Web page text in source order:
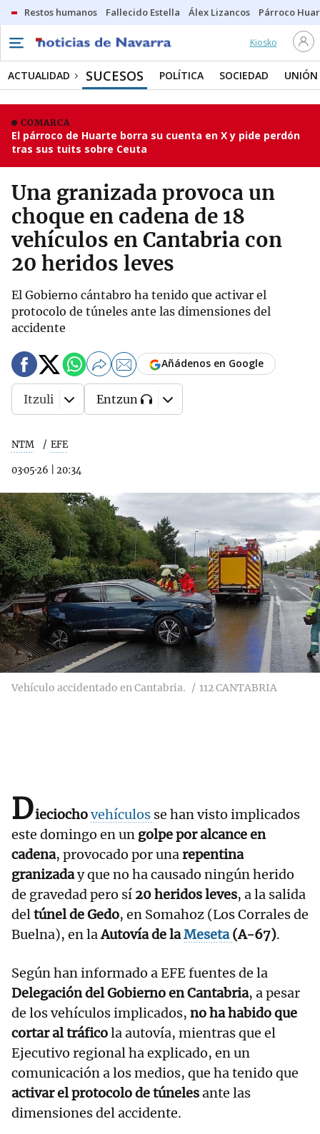
Restos humanos Fallecido Estella Álex Lizancos Párroco
Kiosko
ACTUALIDAD SUCESOS POLÍTICA SOCIEDAD UNIÓN
COMARCA
El párroco de Huarte borra su cuenta en X y pide perdón
tras sus tuits sobre Ceuta
Una granizada provoca un
choque en cadena de 18
vehículos en Cantabria con
20 heridos leves
El Gobierno cántabro ha tenido que activar el
protocolo de túneles ante las dimensiones del
accidente
NTM EFE
03·05·26 20:34
Añádenos en Google
Itzuli Entzun
Vehículo accidentado en Cantabria. 112 CANTABRIA
Dieciochovehículos se han visto implicados
este domingo en un golpe por alcance en
cadena, provocado por unarepentina
granizaday que no ha causado ningún herido
de gravedad pero sí 20 heridos leves, a la salida
deltúnel de Gedo, en Somahoz (Los Corrales de
Buelna), en laAutovía de laMeseta(A-67).
Según han informado a EFE fuentes de la
Delegación del Gobierno en Cantabria, a pesar
de los vehículos implicados, no ha habido que
cortar al tráficola autovía, mientras que el
Ejecutivo regional ha explicado, en un
comunicación a los medios, que ha tenido que
activar el protocolo de túnelesante las
dimensiones del accidente.